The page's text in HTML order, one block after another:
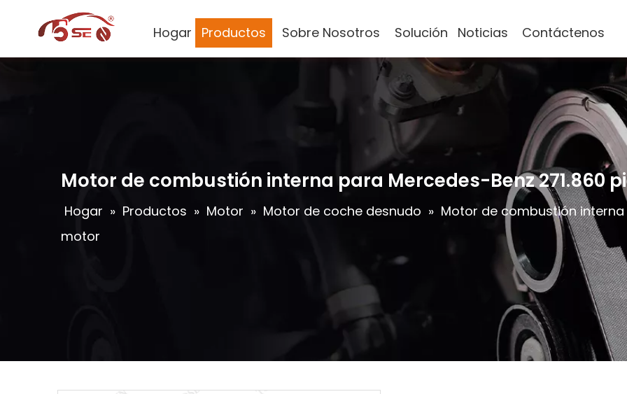
Hogar Productos Sobre Nosotros Solución Noticias Contáctenos
Motor de combustión interna para Mercedes-Benz 271.860
Hogar » Productos » Motor » Motor de coche desnudo » Motor de combustión interna
motor